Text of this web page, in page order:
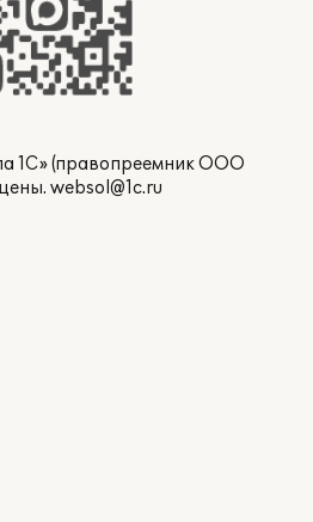
1С» (правопреемник ООО
websol@1c.ru